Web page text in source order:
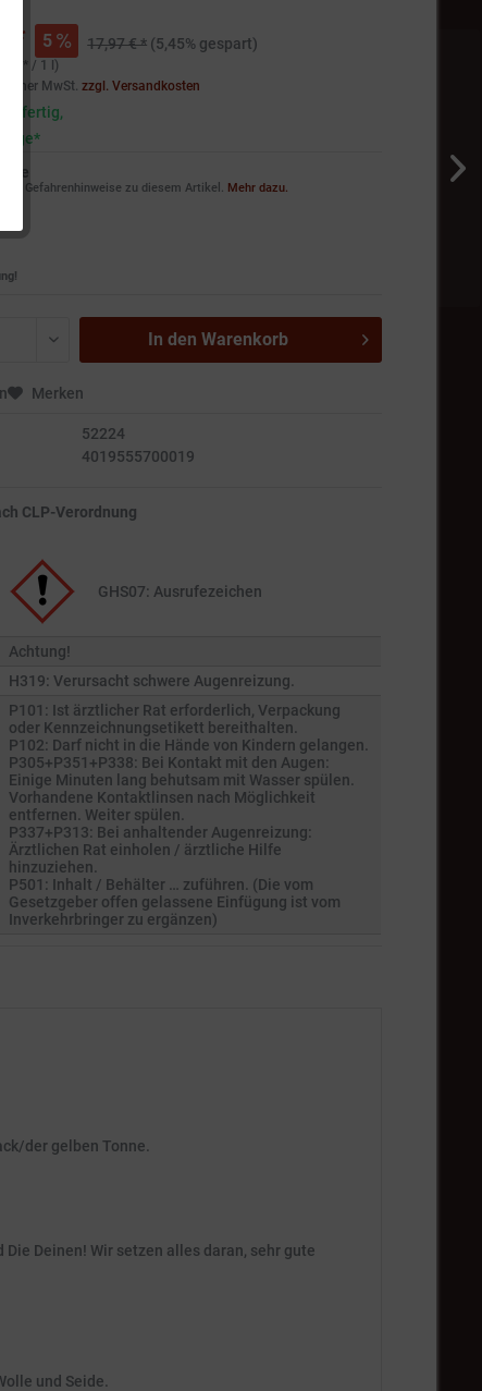
* 5 17,97 € * (5,45% gespart)
€ * / 1 l)
MwSt.zzgl. Versandkosten
die Gefahrenhinweise zu diesem Artikel. Mehr dazu.
In den Warenkorb
Merken
52224
4019555700019
CLP-Verordnung
GHS07: Ausrufezeichen
Achtung!
H319: Verursacht schwere Augenreizung.
P101: Ist ärztlicher Rat erforderlich, Verpackung
oder Kennzeichnungsetikett bereithalten.
P102: Darf nicht in die Hände von Kindern gelangen.
P305+P351+P338: Bei Kontakt mit den Augen:
Einige Minuten lang behutsam mit Wasser spülen.
Vorhandene Kontaktlinsen nach Möglichkeit
entfernen. Weiter spülen.
P337+P313: Bei anhaltender Augenreizung:
Ärztlichen Rat einholen / ärztliche Hilfe
hinzuziehen.
P501: Inhalt / Behälter … zuführen. (Die vom
Gesetzgeber offen gelassene Einfügung ist vom
Inverkehrbringer zu ergänzen)
der gelben Tonne.
Deinen! Wir setzen alles daran, sehr gute
und Seide.